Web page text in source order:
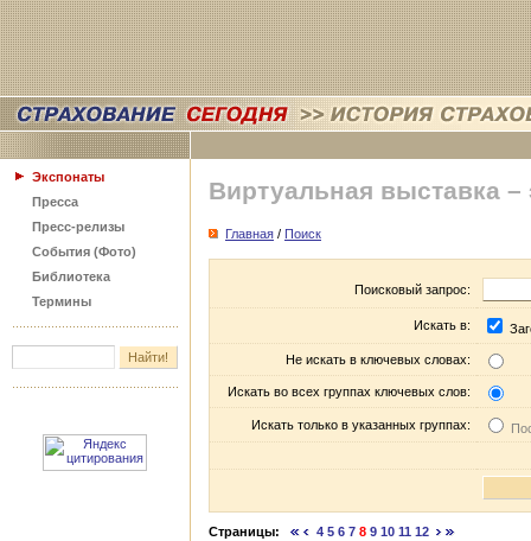
Экспонаты
Пресса
Пресс-релизы
События (Фото)
Библиотека
Термины
Виртуальная выставка –
Главная / Поиск
Поисковый запрос:
Искать в:
Не искать в ключевых словах:
Искать во всех группах ключевых слов:
Искать только в указанных группах:
Страницы: 4 5 6 7 8 9 10 11 12